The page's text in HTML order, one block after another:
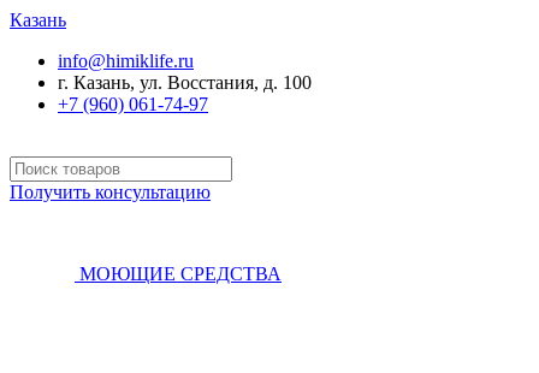
Казань
info@himiklife.ru
г. Казань, ул. Восстания, д. 100
+7 (960) 061-74-97
Получить консультацию
МОЮЩИЕ СРЕДСТВА